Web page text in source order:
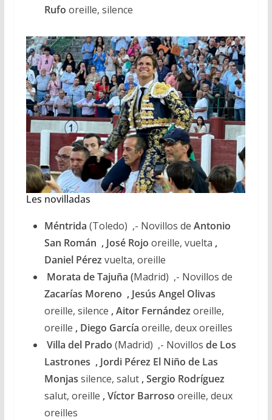
Rufo oreille, silence
Les novilladas
Méntrida (Toledo) ,- Novillos de Antonio
San Román , José Rojo oreille, vuelta ,
Daniel Pérez vuelta, oreille
Morata de Tajuña (Madrid) ,- Novillos de
Zacarías Moreno , Jesús Angel Olivas
oreille, silence , Aitor Fernández oreille,
oreille , Diego García oreille, deux oreilles
Villa del Prado (Madrid) ,- Novillos de Los
Lastrones , Jordi Pérez El Niño de Las
Monjas silence, salut , Sergio Rodríguez
salut, oreille , Víctor Barroso oreille, deux
oreilles